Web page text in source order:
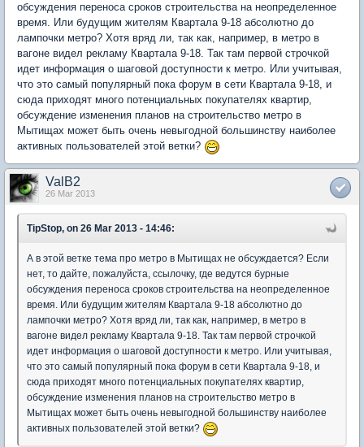
обсуждения переноса сроков строительства на неопределенное
время. Или будущим жителям Квартала 9-18 абсолютно до
лампочки метро? Хотя вряд ли, так как, например, в метро в
вагоне видел рекламу Квартала 9-18. Так там первой строчкой
идет информация о шаговой доступности к метро. Или учитывая,
что это самый популярный пока форум в сети Квартала 9-18, и
сюда приходят много потенциальных покупателях квартир,
обсуждение изменения планов на строительство метро в
Мытищах может быть очень невыгодной большинству наиболее
активных пользователей этой ветки?
ValB2
26 Mar 2013
TipStop, on 26 Mar 2013 - 14:46:
А в этой ветке тема про метро в Мытищах не обсуждается? Если
нет, то дайте, пожалуйста, ссылочку, где ведутся бурные
обсуждения переноса сроков строительства на неопределенное
время. Или будущим жителям Квартала 9-18 абсолютно до
лампочки метро? Хотя вряд ли, так как, например, в метро в
вагоне видел рекламу Квартала 9-18. Так там первой строчкой
идет информация о шаговой доступности к метро. Или учитывая,
что это самый популярный пока форум в сети Квартала 9-18, и
сюда приходят много потенциальных покупателях квартир,
обсуждение изменения планов на строительство метро в
Мытищах может быть очень невыгодной большинству наиболее
активных пользователей этой ветки?